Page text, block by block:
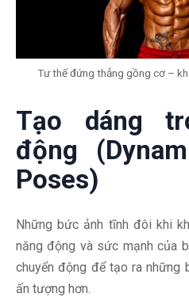
Tư thế đứng thẳng gồng cơ –
Tạo dáng
động
Poses)
Những bức ảnh tĩnh đôi khi
năng động và sức mạnh của
chuyển động để tạo ra những
ấn tượng hơn.